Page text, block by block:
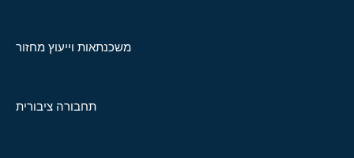
משכנתאות וייעוץ מחזור
תחבורה ציבורית